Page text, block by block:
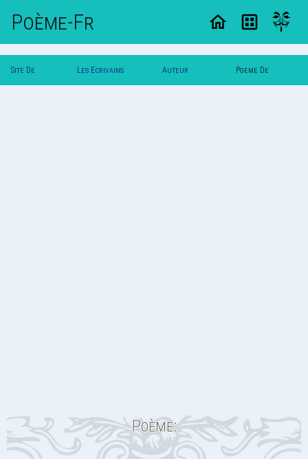
Poème-Fr
Site De Les Ecrivains Auteur Poeme De
Poème: